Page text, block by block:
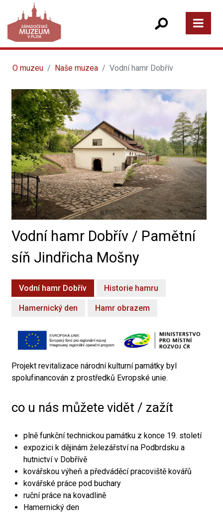
O muzeu Naše muzea Vodní hamr Dobřív
Vodní hamr Dobřív / Pamětní
síň Jindřicha Mošny
Vodní hamr Dobřív Historie hamru
Hamernický den Hamr obrazem
Projekt revitalizace národní kulturní památky byl
spolufinancován z prostředků Evropské unie.
co u nás můžete vidět / zažít
plně funkční technickou památku z konce 19. století
expozici k dějinám železářství na Podbrdsku a
hutnictví v Dobřívě
kovářskou výheň a předváděcí pracoviště kovářů
kovářské práce pod buchary
ruční práce na kovadlině
Hamernický den